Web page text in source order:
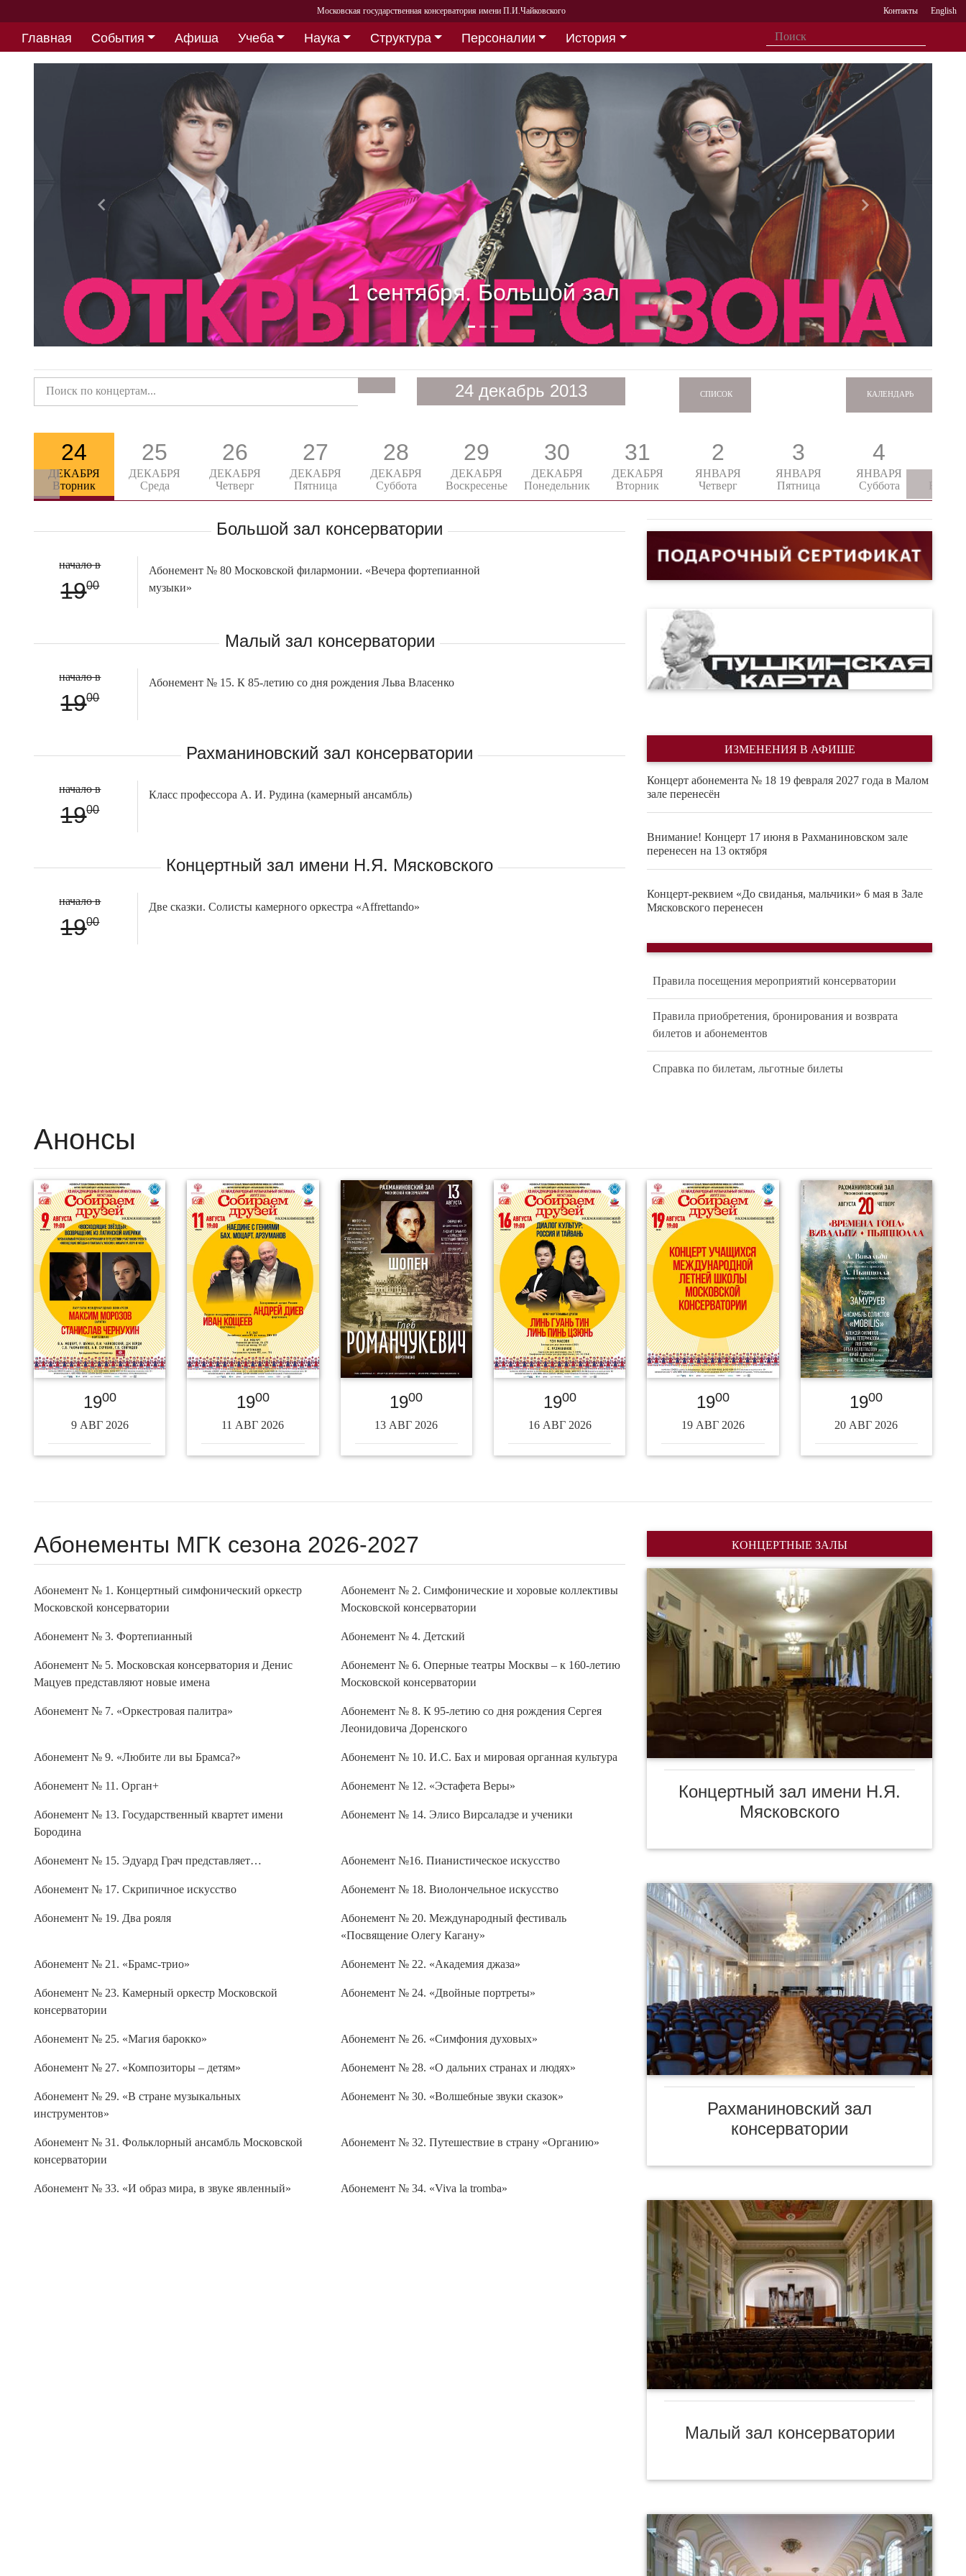
Московская государственная консерватория имени П.И.Чайковского Контакты English
Главная События Афиша Учеба Наука Структура Персоналии
История
Партнерство
Собираем друзей
Назад Вперед
СПИСОК
24 декабрь 2013 КАЛЕНДАРЬ
24
ДЕКАБРЯ
Вторник
25
ДЕКАБРЯ
Среда
26
ДЕКАБРЯ
Четверг
27
ДЕКАБРЯ
Пятница
28
ДЕКАБРЯ
Суббота
29
ДЕКАБРЯ
Воскресенье
30
ДЕКАБРЯ
Понедельник
31
ДЕКАБРЯ
Вторник
2
ЯНВАРЯ
Четверг
3
ЯНВАРЯ
Пятница
4
ЯНВАРЯ
Суббота
Большой зал консерватории
начало в
1900
Абонемент № 80 Московской филармонии. «Вечера фортепианной
музыки»
Малый зал консерватории
начало в
1900
Абонемент № 15. К 85-летию со дня рождения Льва Власенко
Рахманиновский зал консерватории
начало в
1900
Класс профессора А. И. Рудина (камерный ансамбль)
Концертный зал имени Н.Я. Мясковского
начало в
1900
Две сказки. Солисты камерного оркестра «Affrettando»
ИЗМЕНЕНИЯ В АФИШЕ
Концерт абонемента № 18 19 февраля 2027 года в Малом
зале перенесён
Внимание! Концерт 17 июня в Рахманиновском зале
перенесен на 13 октября
Концерт-реквием «До свиданья, мальчики» 6 мая в Зале
Мясковского перенесен
Правила посещения мероприятий консерватории
Правила приобретения, бронирования и возврата
билетов и абонементов
Справка по билетам, льготные билеты
Анонсы
1900
9 АВГ 2026
1900
11 АВГ 2026
1900
13 АВГ 2026
1900
16 АВГ 2026
1900
19 АВГ 2026
1900
20 АВГ 2026
Абонементы МГК сезона 2026-2027
Абонемент № 1. Концертный симфонический оркестр
Московской консерватории
Абонемент № 2. Симфонические и хоровые коллективы
Московской консерватории
Абонемент № 3. Фортепианный Абонемент № 4. Детский
Абонемент № 5. Московская консерватория и Денис
Мацуев представляют новые имена
Абонемент № 6. Оперные театры Москвы – к 160-летию
Московской консерватории
Абонемент № 7. «Оркестровая палитра»
Абонемент № 8. К 95-летию со дня рождения Сергея
Леонидовича Доренского
Абонемент № 9. «Любите ли вы Брамса?» Абонемент № 10. И.С. Бах и мировая органная культура
Абонемент № 11. Орган+ Абонемент № 12. «Эстафета Веры»
Абонемент № 13. Государственный квартет имени
Бородина
Абонемент № 14. Элисо Вирсаладзе и ученики
Абонемент № 15. Эдуард Грач представляет… Абонемент №16. Пианистическое искусство
Абонемент № 17. Скрипичное искусство Абонемент № 18. Виолончельное искусство
Абонемент № 19. Два рояля
Абонемент № 20. Международный фестиваль
«Посвящение Олегу Кагану»
Абонемент № 21. «Брамс-трио» Абонемент № 22. «Академия джаза»
Абонемент № 23. Камерный оркестр Московской
консерватории
Абонемент № 24. «Двойные портреты»
Абонемент № 25. «Магия барокко» Абонемент № 26. «Симфония духовых»
Абонемент № 27. «Композиторы – детям» Абонемент № 28. «О дальних странах и людях»
Абонемент № 29. «В стране музыкальных
инструментов»
Абонемент № 30. «Волшебные звуки сказок»
Абонемент № 31. Фольклорный ансамбль Московской
консерватории
Абонемент № 32. Путешествие в страну «Органию»
Абонемент № 33. «И образ мира, в звуке явленный» Абонемент № 34. «Viva la tromba»
КОНЦЕРТНЫЕ ЗАЛЫ
Концертный зал имени Н.Я.
Мясковского
Рахманиновский зал
консерватории
Малый зал консерватории